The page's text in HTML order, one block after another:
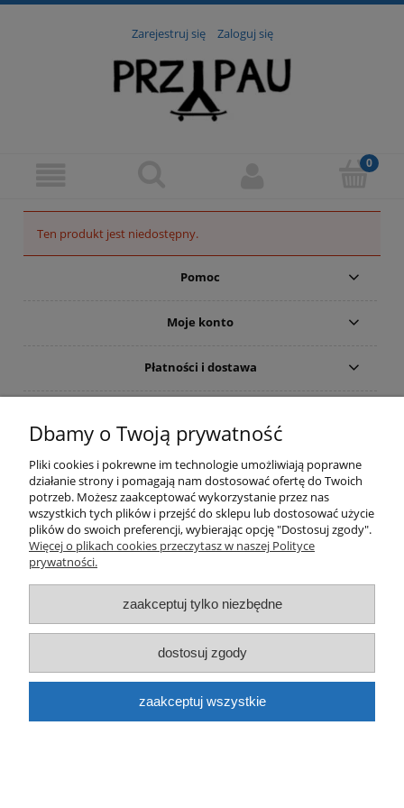
Zarejestruj się Zaloguj się
Ten produkt jest niedostępny.
Pomoc
Moje konto
Płatności i dostawa
O nas
pokaż pełną wersję strony
Sklep internetowy Shoper.pl
Dbamy o Twoją prywatność
Pliki cookies i pokrewne im technologie umożliwiają poprawne
działanie strony i pomagają nam dostosować ofertę do Twoich
potrzeb. Możesz zaakceptować wykorzystanie przez nas
wszystkich tych plików i przejść do sklepu lub dostosować użycie
plików do swoich preferencji, wybierając opcję "Dostosuj zgody".
Więcej o plikach cookies przeczytasz w naszej Polityce
prywatności.
zaakceptuj tylko niezbędne
dostosuj zgody
zaakceptuj wszystkie